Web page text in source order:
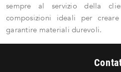
sempre al servizio della
composizioni ideali per
garantire materiali durevoli.